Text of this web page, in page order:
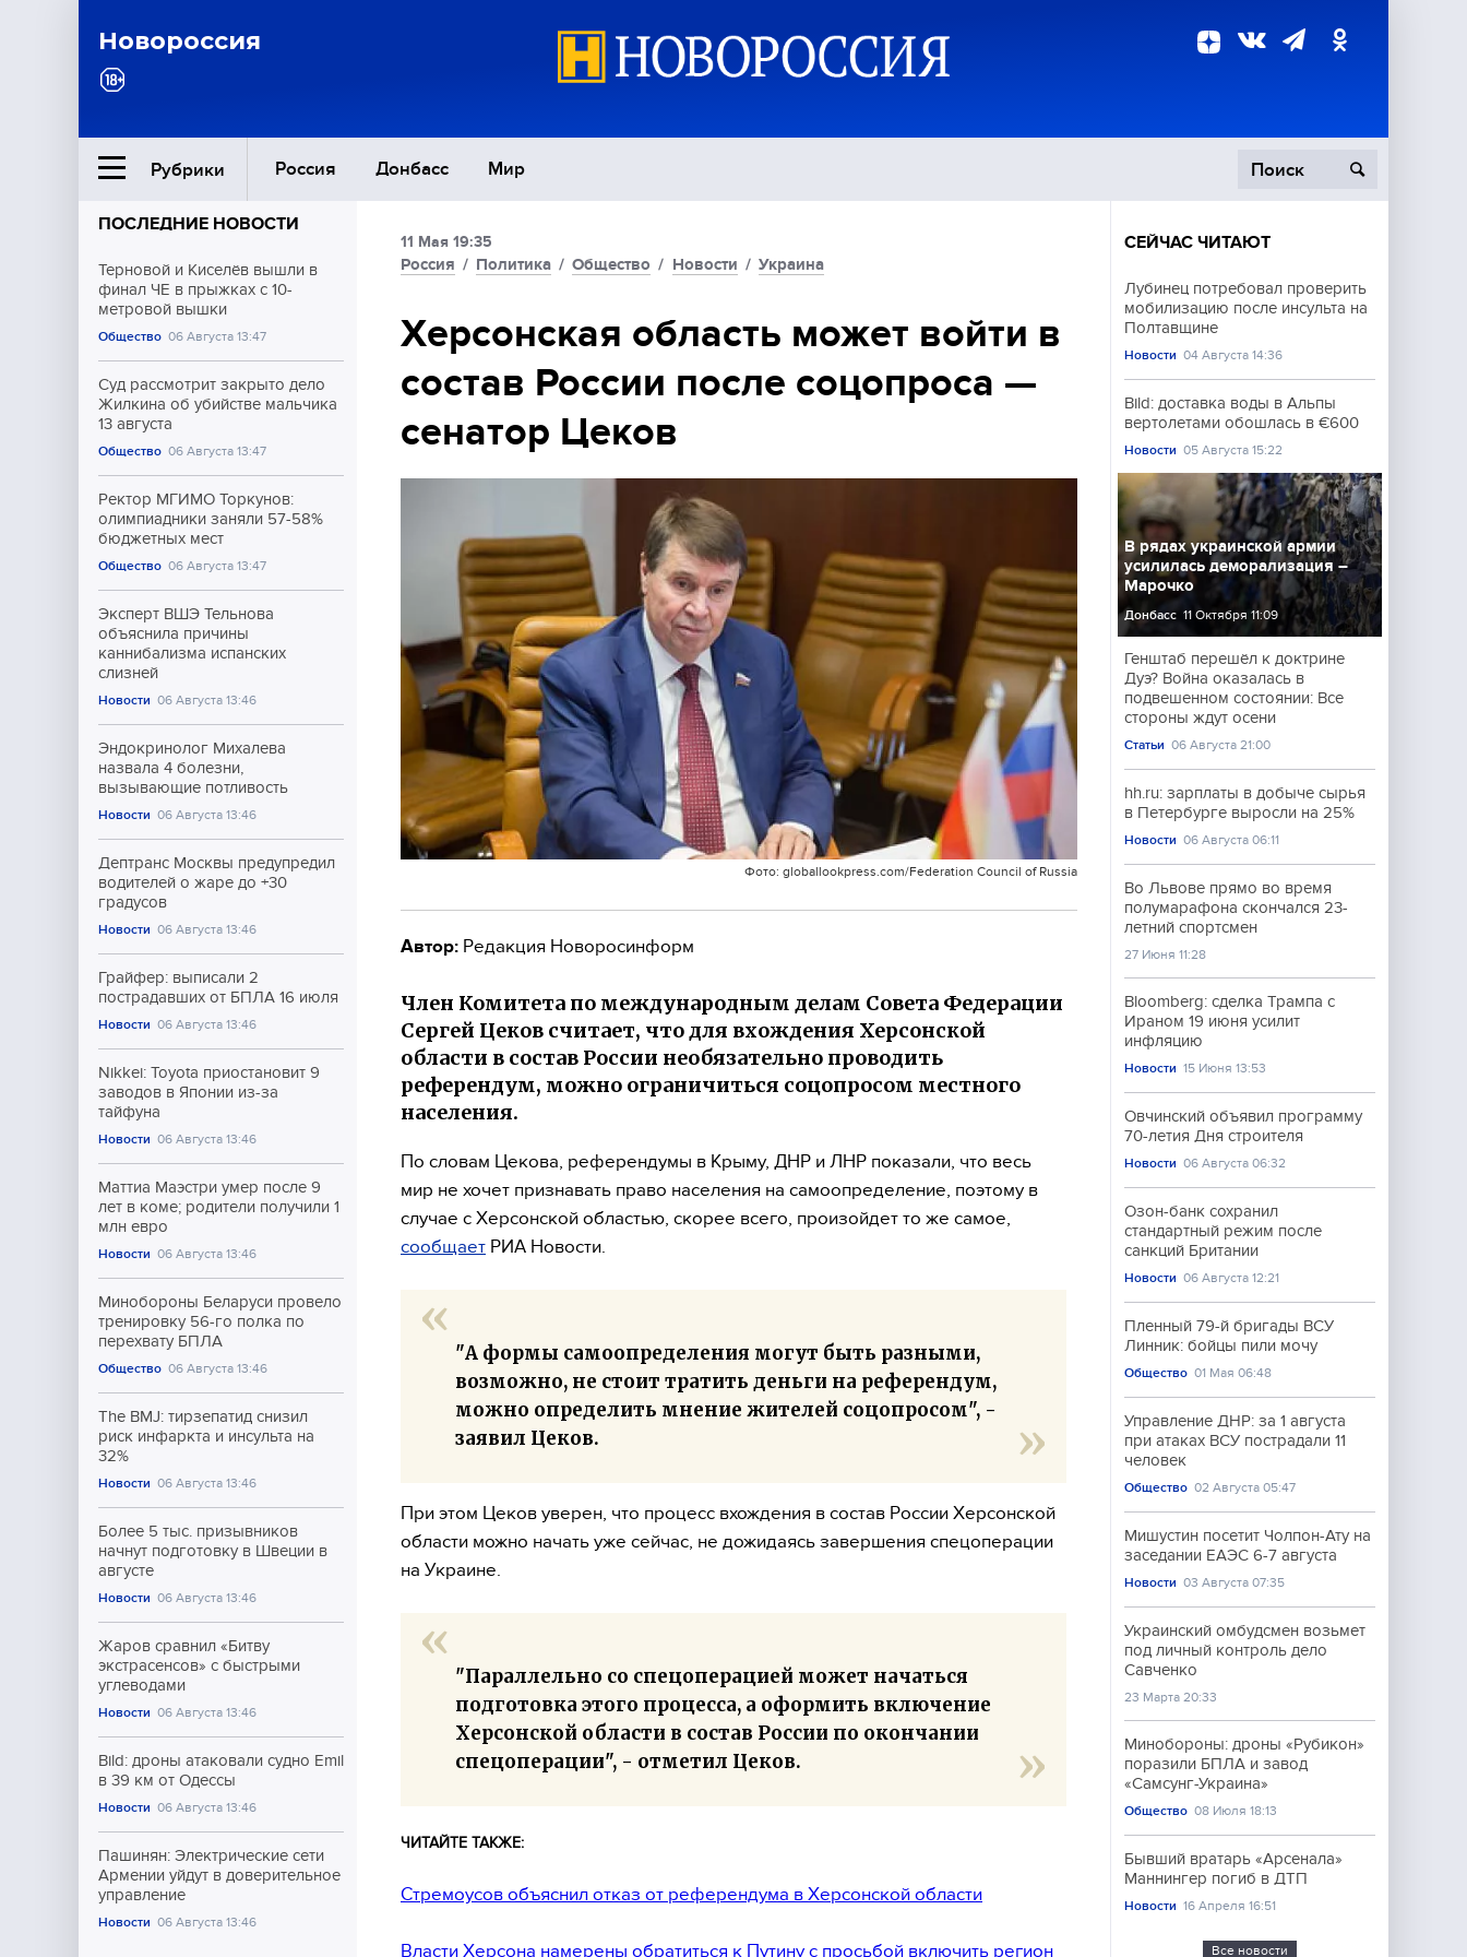
Новороссия
Рубрики Россия Донбасс Мир
Ближний Восток Политика
Общество
Экономика
Происшествия
Культура
Спорт
ПОСЛЕДНИЕ НОВОСТИ
Терновой и Киселёв вышли в
финал ЧЕ в прыжках с 10-
метровой вышки
Общество 06 Августа 13:47
Суд рассмотрит закрыто дело
Жилкина об убийстве мальчика
13 августа
Общество 06 Августа 13:47
Ректор МГИМО Торкунов:
олимпиадники заняли 57-58%
бюджетных мест
Общество 06 Августа 13:47
Эксперт ВШЭ Тельнова
объяснила причины
каннибализма испанских
слизней
Новости 06 Августа 13:46
Эндокринолог Михалева
назвала 4 болезни,
вызывающие потливость
Новости 06 Августа 13:46
Дептранс Москвы предупредил
водителей о жаре до +30
градусов
Новости 06 Августа 13:46
Грайфер: выписали 2
пострадавших от БПЛА 16 июля
Новости 06 Августа 13:46
Nikkei: Toyota приостановит 9
заводов в Японии из-за
тайфуна
Новости 06 Августа 13:46
Маттиа Маэстри умер после 9
лет в коме; родители получили 1
млн евро
Новости 06 Августа 13:46
Минобороны Беларуси провело
тренировку 56-го полка по
перехвату БПЛА
Общество 06 Августа 13:46
The BMJ: тирзепатид снизил
риск инфаркта и инсульта на
32%
Новости 06 Августа 13:46
Более 5 тыс. призывников
начнут подготовку в Швеции в
августе
Новости 06 Августа 13:46
Жаров сравнил «Битву
экстрасенсов» с быстрыми
углеводами
Новости 06 Августа 13:46
Bild: дроны атаковали судно Emil
в 39 км от Одессы
Новости 06 Августа 13:46
Пашинян: Электрические сети
Армении уйдут в доверительное
управление
Новости 06 Августа 13:46
11 Мая 19:35
Россия / Политика / Общество / Новости / Украина
Херсонская область может войти в
состав России после соцопроса —
сенатор Цеков
Фото: globallookpress.com/Federation Council of Russia
Автор: Редакция Новоросинформ
Член Комитета по международным делам Совета Федерации
Сергей Цеков считает, что для вхождения Херсонской
области в состав России необязательно проводить
референдум, можно ограничиться соцопросом местного
населения.
По словам Цекова, референдумы в Крыму, ДНР и ЛНР показали, что весь
мир не хочет признавать право населения на самоопределение, поэтому в
случае с Херсонской областью, скорее всего, произойдет то же самое,
сообщает РИА Новости.
"А формы самоопределения могут быть разными,
возможно, не стоит тратить деньги на референдум,
можно определить мнение жителей соцопросом", -
заявил Цеков.
При этом Цеков уверен, что процесс вхождения в состав России Херсонской
области можно начать уже сейчас, не дожидаясь завершения спецоперации
на Украине.
"Параллельно со спецоперацией может начаться
подготовка этого процесса, а оформить включение
Херсонской области в состав России по окончании
спецоперации", - отметил Цеков.
ЧИТАЙТЕ ТАКЖЕ:
Стремоусов объяснил отказ от референдума в Херсонской области
Власти Херсона намерены обратиться к Путину с просьбой включить регион
СЕЙЧАС ЧИТАЮТ
Лубинец потребовал проверить
мобилизацию после инсульта на
Полтавщине
Новости 04 Августа 14:36
Bild: доставка воды в Альпы
вертолетами обошлась в €600
Новости 05 Августа 15:22
В рядах украинской армии
усилилась деморализация –
Марочко
Донбасс 11 Октября 11:09
Генштаб перешёл к доктрине
Дуэ? Война оказалась в
подвешенном состоянии: Все
стороны ждут осени
Статьи 06 Августа 21:00
hh.ru: зарплаты в добыче сырья
в Петербурге выросли на 25%
Новости 06 Августа 06:11
Во Львове прямо во время
полумарафона скончался 23-
летний спортсмен
27 Июня 11:28
Bloomberg: сделка Трампа с
Ираном 19 июня усилит
инфляцию
Новости 15 Июня 13:53
Овчинский объявил программу
70-летия Дня строителя
Новости 06 Августа 06:32
Озон-банк сохранил
стандартный режим после
санкций Британии
Новости 06 Августа 12:21
Пленный 79-й бригады ВСУ
Линник: бойцы пили мочу
Общество 01 Мая 06:48
Управление ДНР: за 1 августа
при атаках ВСУ пострадали 11
человек
Общество 02 Августа 05:47
Мишустин посетит Чолпон-Ату на
заседании ЕАЭС 6-7 августа
Новости 03 Августа 07:35
Украинский омбудсмен возьмет
под личный контроль дело
Савченко
23 Марта 20:33
Минобороны: дроны «Рубикон»
поразили БПЛА и завод
«Самсунг-Украина»
Общество 08 Июля 18:13
Бывший вратарь «Арсенала»
Маннингер погиб в ДТП
Новости 16 Апреля 16:51
Все новости